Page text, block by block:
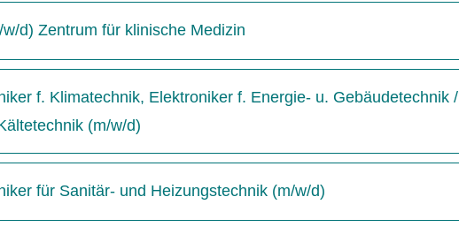
d) Zentrum für klinische Medizin
f. Klimatechnik, Elektroniker f. Energie- u. Gebäudetechnik /
(m/w/d)
für Sanitär- und Heizungstechnik (m/w/d)